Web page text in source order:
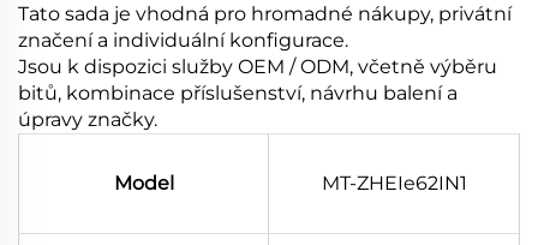
Tato sada je vhodná pro hromadné nákupy, privátní
značení a individuální konfigurace.
Jsou k dispozici služby OEM / ODM, včetně výběru
bitů, kombinace příslušenství, návrhu balení a
úpravy značky.
Model MT-ZHEIe62IN1